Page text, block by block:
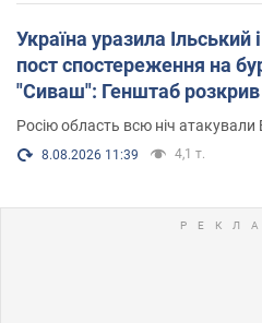
Україна уразила
пост спостереження на
"Сиваш": Генштаб розкрив
Росію область всю ніч
8.08.2026 11:39 4,1 т.